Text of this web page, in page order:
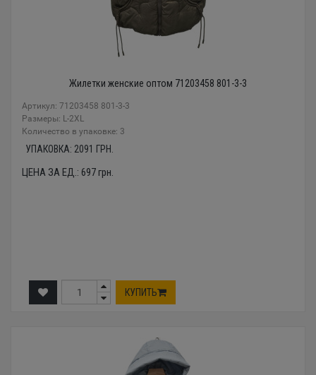
Жилетки женские оптом 71203458 801-3-3
Артикул: 71203458 801-3-3
Размеры: L-2XL
Количество в упаковке: 3
УПАКОВКА: 2091 ГРН.
ЦЕНА ЗА ЕД.: 697грн.
КУПИТЬ